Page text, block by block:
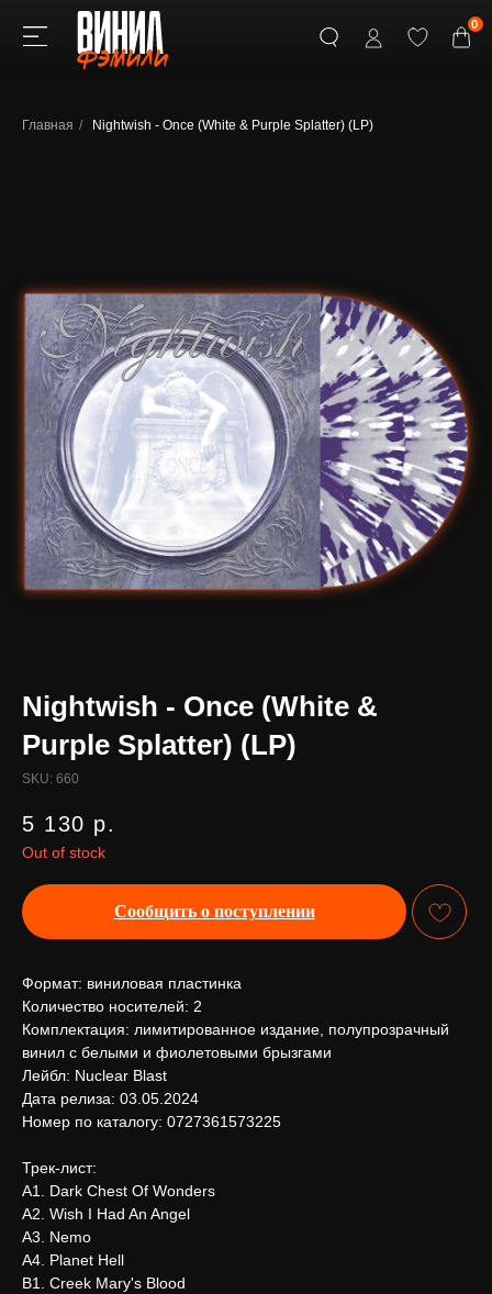
Главная / Nightwish - Once (White & Purple Splatter) (LP)
Nightwish - Once (White &
Purple Splatter) (LP)
SKU: 660
5 130 р.
Out of stock
Сообщить о поступлении
Формат: виниловая пластинка
Количество носителей: 2
Комплектация: лимитированное издание, полупрозрачный
винил с белыми и фиолетовыми брызгами
Лейбл: Nuclear Blast
Дата релиза: 03.05.2024
Номер по каталогу: 0727361573225
Трек-лист:
A1. Dark Chest Of Wonders
A2. Wish I Had An Angel
A3. Nemo
A4. Planet Hell
B1. Creek Mary's Blood